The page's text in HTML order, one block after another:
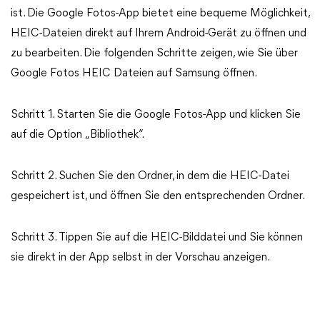
ist. Die Google Fotos-App bietet eine bequeme Möglichkeit,
HEIC-Dateien direkt auf Ihrem Android-Gerät zu öffnen und
zu bearbeiten. Die folgenden Schritte zeigen, wie Sie über
Google Fotos HEIC Dateien auf Samsung öffnen.
Schritt 1. Starten Sie die Google Fotos-App und klicken Sie
auf die Option „Bibliothek“.
Schritt 2. Suchen Sie den Ordner, in dem die HEIC-Datei
gespeichert ist, und öffnen Sie den entsprechenden Ordner.
Schritt 3. Tippen Sie auf die HEIC-Bilddatei und Sie können
sie direkt in der App selbst in der Vorschau anzeigen.